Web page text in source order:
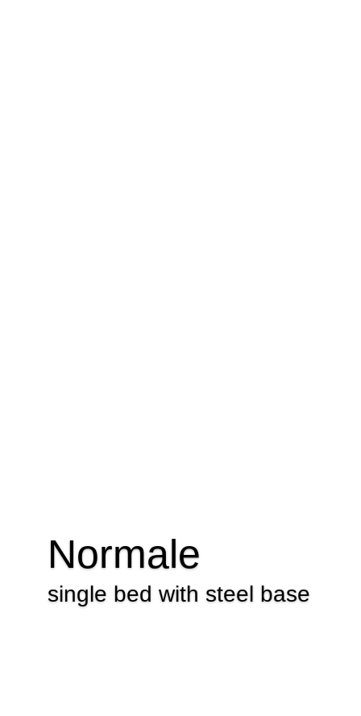
Normale
single bed with steel base